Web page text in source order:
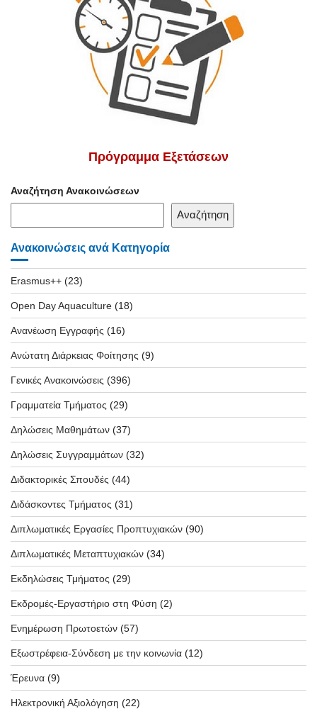
Πρόγραμμα Εξετάσεων
Αναζήτηση Ανακοινώσεων
Αναζήτηση
Ανακοινώσεις ανά Κατηγορία
Erasmus++ (23)
Open Day Aquaculture (18)
Ανανέωση Εγγραφής (16)
Ανώτατη Διάρκειας Φοίτησης (9)
Γενικές Ανακοινώσεις (396)
Γραμματεία Τμήματος (29)
Δηλώσεις Μαθημάτων (37)
Δηλώσεις Συγγραμμάτων (32)
Διδακτορικές Σπουδές (44)
Διδάσκοντες Τμήματος (31)
Διπλωματικές Εργασίες Προπτυχιακών (90)
Διπλωματικές Μεταπτυχιακών (34)
Εκδηλώσεις Τμήματος (29)
Εκδρομές-Εργαστήριο στη Φύση (2)
Ενημέρωση Πρωτοετών (57)
Εξωστρέφεια-Σύνδεση με την κοινωνία (12)
Έρευνα (9)
Ηλεκτρονική Αξιολόγηση (22)